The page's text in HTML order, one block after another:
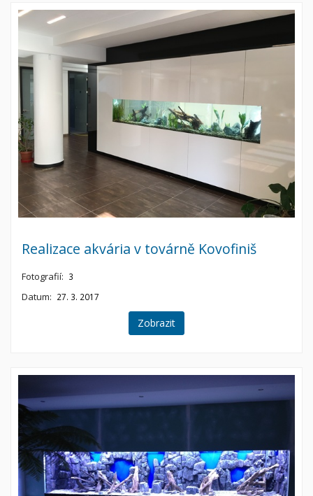
Realizace akvária v továrně Kovofiniš
Fotografií: 3
Datum: 27. 3. 2017
Zobrazit